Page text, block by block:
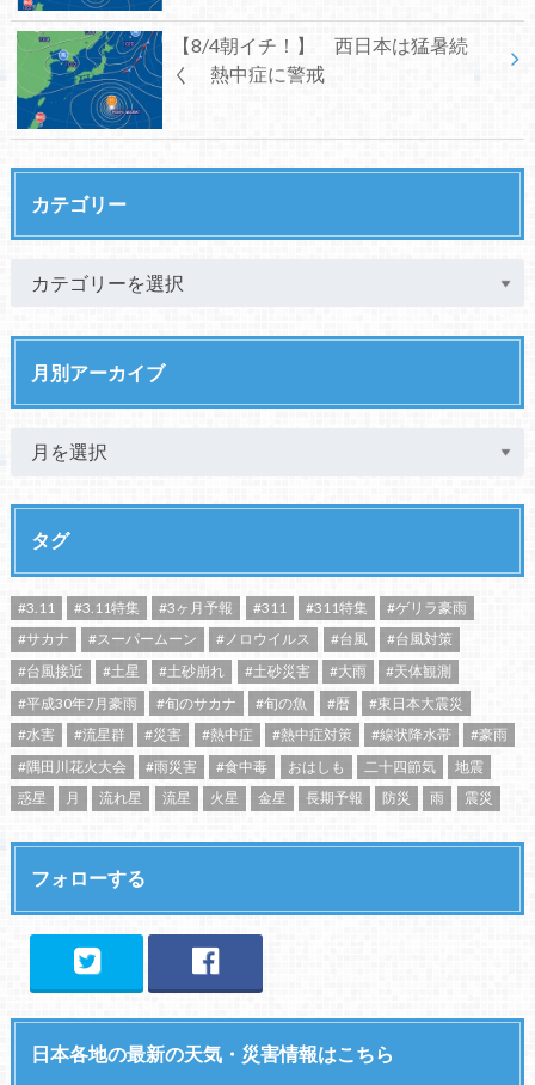
【8/4朝イチ！】 西日本は猛暑続
く 熱中症に警戒
カテゴリー
月別アーカイブ
タグ
#3.11 #3.11特集 #3ヶ月予報 #311 #311特集
#ゲリラ豪雨
#サカナ
#スーパームーン #ノロウイルス #台風
#台風対策
#台風接近
#土星 #土砂崩れ #土砂災害 #大雨
#天体観測
#平成30年7月豪雨
#旬のサカナ #旬の魚 #暦
#東日本大震災
#水害
#流星群 #災害 #熱中症 #熱中症対策 #線状降水帯
#豪雨
#隅田川花火大会
#雨災害 #食中毒 おはしも 二十四節気
地震
惑星
月 流れ星 流星 火星 金星 長期予報 防災 雨 震災
フォローする
日本各地の最新の天気・災害情報はこちら